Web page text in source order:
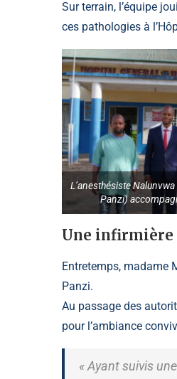
Sur terrain, l’équipe
ces pathologies à
L’anesthésiste
Panzi)
Une infirmière
Entretemps, madame
Panzi.
Au passage des
pour l’ambiance
« Ayant suivis